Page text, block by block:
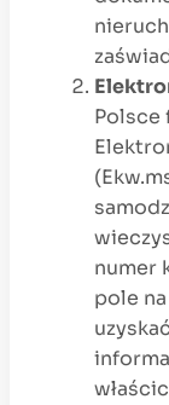
Polsce
numer
pole